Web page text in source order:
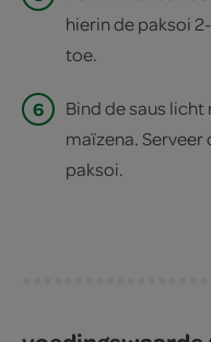
hierin de paksoi
toe.
6
Bind de saus
maïzena. Serveer
paksoi.